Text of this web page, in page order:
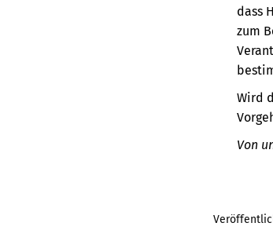
dass
zum
Wird
Von